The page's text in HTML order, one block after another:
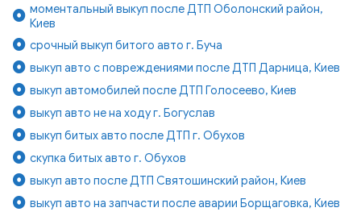
моментальный выкуп после ДТП Оболонский район,
Киев
срочный выкуп битого авто г. Буча
выкуп авто с повреждениями после ДТП Дарница, Киев
выкуп автомобилей после ДТП Голосеево, Киев
выкуп авто не на ходу г. Богуслав
выкуп битых авто после ДТП г. Обухов
скупка битых авто г. Обухов
выкуп авто после ДТП Святошинский район, Киев
выкуп авто на запчасти после аварии Борщаговка, Киев